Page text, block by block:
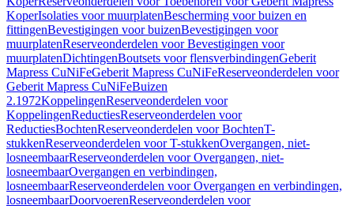
KoperIsolaties voor muurplatenBescherming voor buizen en
fittingenBevestigingen voor buizenBevestigingen voor
muurplatenReserveonderdelen voor Bevestigingen voor
muurplatenDichtingenBoutsets voor flensverbindingenGeberit
Mapress CuNiFeGeberit Mapress CuNiFeReserveonderdelen voor
Geberit Mapress CuNiFeBuizen
2.1972KoppelingenReserveonderdelen voor
KoppelingenReductiesReserveonderdelen voor
ReductiesBochtenReserveonderdelen voor BochtenT-
stukkenReserveonderdelen voor T-stukkenOvergangen, niet-
losneembaarReserveonderdelen voor Overgangen, niet-
losneembaarOvergangen en verbindingen,
losneembaarReserveonderdelen voor Overgangen en verbindingen,
losneembaarDoorvoerenReserveonderdelen voor